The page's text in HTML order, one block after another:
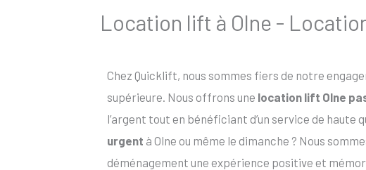
Location lift à Olne -
Chez Quicklift, nous sommes fiers de notre
supérieure. Nous offrons une location lift Olne
l’argent tout en bénéficiant d’un service de haute
urgent à Olne ou même le dimanche ? Nous
déménagement une expérience positive et